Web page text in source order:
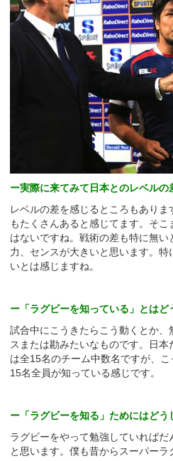
ー実際に来てみて日本とのレベルの
レベルの差を感じるところもあり
もたくさんあると感じてます。そ
はないですね。戦術の差も特に無
力、センスが大きいと思います。
いとは感じますね。
ー「ラグビーを知っている」とはど
試合中にこうきたらこう動くとか
スまたは勘みたいなものです。日
は全15名のチーム中数名ですが、
15名全員が知っている感じです。
ー「ラグビーを知る」ためにはどう
ラグビーをやって勉強していれば
と思います。僕も昔からスーパー